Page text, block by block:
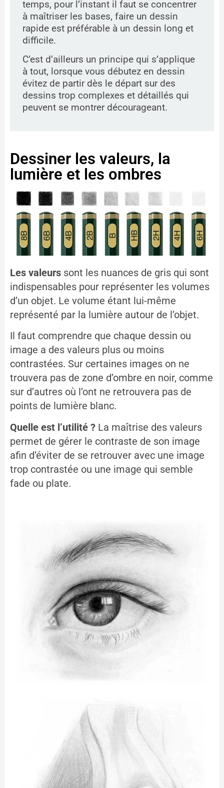
temps, pour l’instant il faut se concentrer
à maîtriser les bases, faire un dessin
rapide est préférable à un dessin long et
difficile.
C’est d’ailleurs un principe qui s’applique
à tout, lorsque vous débutez en dessin
évitez de partir dès le départ sur des
dessins trop complexes et détaillés qui
peuvent se montrer décourageant.
Dessiner les valeurs, la
lumière et les ombres
Les valeurs sont les nuances de gris qui sont
indispensables pour représenter les volumes
d’un objet. Le volume étant lui-même
représenté par la lumière autour de l’objet.
Il faut comprendre que chaque dessin ou
image a des valeurs plus ou moins
contrastées. Sur certaines images on ne
trouvera pas de zone d’ombre en noir, comme
sur d’autres où l’ont ne retrouvera pas de
points de lumière blanc.
Quelle est l’utilité ? La maîtrise des valeurs
permet de gérer le contraste de son image
afin d’éviter de se retrouver avec une image
trop contrastée ou une image qui semble
fade ou plate.